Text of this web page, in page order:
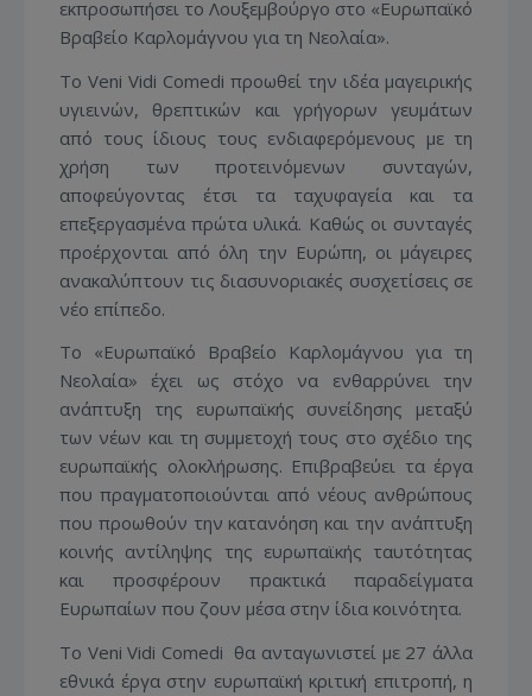
εκπροσωπήσει το Λουξεμβούργο στο «Ευρωπαϊκό
Βραβείο Καρλομάγνου για τη Νεολαία».
Το Veni Vidi Comedi προωθεί την ιδέα μαγειρικής
υγιεινών, θρεπτικών και γρήγορων γευμάτων
από τους ίδιους τους ενδιαφερόμενους με τη
χρήση των προτεινόμενων συνταγών,
αποφεύγοντας έτσι τα ταχυφαγεία και τα
επεξεργασμένα πρώτα υλικά. Καθώς οι συνταγές
προέρχονται από όλη την Ευρώπη, οι μάγειρες
ανακαλύπτουν τις διασυνοριακές συσχετίσεις σε
νέο επίπεδο.
Το «Ευρωπαϊκό Βραβείο Καρλομάγνου για τη
Νεολαία» έχει ως στόχο να ενθαρρύνει την
ανάπτυξη της ευρωπαϊκής συνείδησης μεταξύ
των νέων και τη συμμετοχή τους στο σχέδιο της
ευρωπαϊκής ολοκλήρωσης. Επιβραβεύει τα έργα
που πραγματοποιούνται από νέους ανθρώπους
που προωθούν την κατανόηση και την ανάπτυξη
κοινής αντίληψης της ευρωπαϊκής ταυτότητας
και προσφέρουν πρακτικά παραδείγματα
Ευρωπαίων που ζουν μέσα στην ίδια κοινότητα.
Το Veni Vidi Comedi θα ανταγωνιστεί με 27 άλλα
εθνικά έργα στην ευρωπαϊκή κριτική επιτροπή, η